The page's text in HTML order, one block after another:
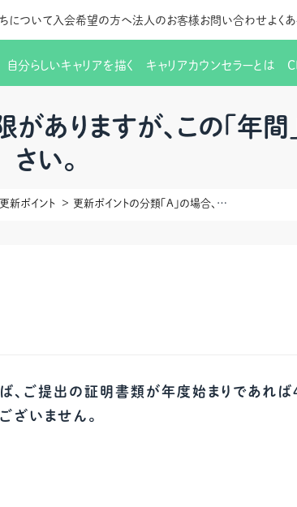
について 入会希望の方へ法人のお客様お問い合わせよく
ン 理事長からのご挨拶
社会貢献
自分らしいキャリアを描く キャリアカウンセラーとは
会員向けサポート
CDA資格更新制度
支部・地区一覧
流会とは
せ） 更新講習
がありますが、この｢年
さい。
新ポイント 更新ポイントの分類｢A｣の場合、年間上限がありますが、この｢年間｣の数え方を教えて下さい。
、ご提出の証明書類が年度始まりであれば
ざいません。